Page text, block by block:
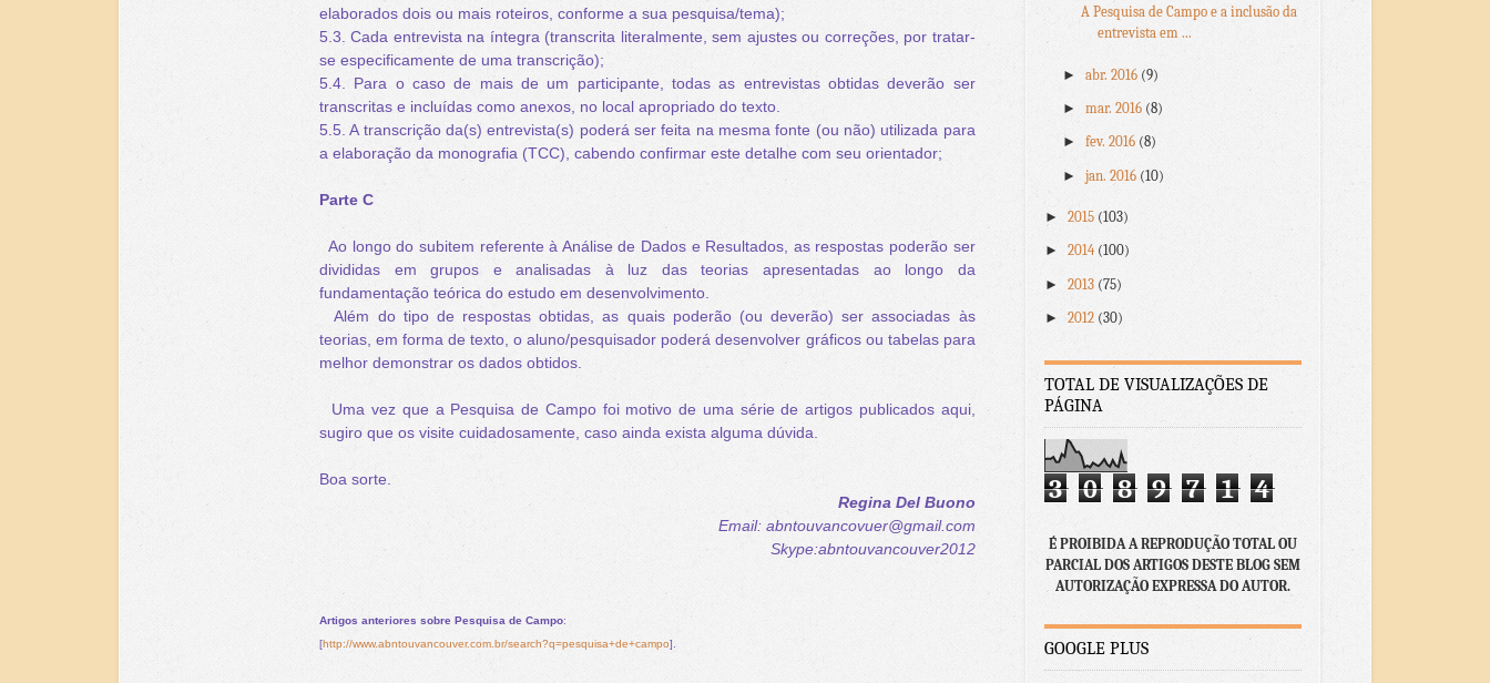
elaborados dois ou mais roteiros, conforme a sua pesquisa/tema);
5.3. Cada entrevista na íntegra (transcrita literalmente, sem ajustes ou correções, por tratar-
se especificamente de uma transcrição);
5.4. Para o caso de mais de um participante, todas as entrevistas obtidas deverão ser
transcritas e incluídas como anexos, no local apropriado do texto.
5.5. A transcrição da(s) entrevista(s) poderá ser feita na mesma fonte (ou não) utilizada para
a elaboração da monografia (TCC), cabendo confirmar este detalhe com seu orientador;
Parte C
Ao longo do subitem referente à Análise de Dados e Resultados, as respostas poderão ser
divididas em grupos e analisadas à luz das teorias apresentadas ao longo da
fundamentação teórica do estudo em desenvolvimento.
Além do tipo de respostas obtidas, as quais poderão (ou deverão) ser associadas às
teorias, em forma de texto, o aluno/pesquisador poderá desenvolver gráficos ou tabelas para
melhor demonstrar os dados obtidos.
Uma vez que a Pesquisa de Campo foi motivo de uma série de artigos publicados aqui,
sugiro que os visite cuidadosamente, caso ainda exista alguma dúvida.
Boa sorte.
Regina Del Buono
Email: abntouvancovuer@gmail.com
Skype:abntouvancouver2012
Artigos anteriores sobre Pesquisa de Campo:
[http://www.abntouvancouver.com.br/search?q=pesquisa+de+campo].
A Pesquisa de Campo e a inclusão da
entrevista em ...
► abr. 2016 (9)
► mar. 2016 (8)
► fev. 2016 (8)
► jan. 2016 (10)
►2015 (103)
►2014 (100)
►2013 (75)
►2012 (30)
TOTAL DE VISUALIZAÇÕES DE
PÁGINA
3 0 8 9 7 1 4
É PROIBIDA A REPRODUÇÃO TOTAL OU
PARCIAL DOS ARTIGOS DESTE BLOG SEM
AUTORIZAÇÃO EXPRESSA DO AUTOR.
GOOGLE PLUS